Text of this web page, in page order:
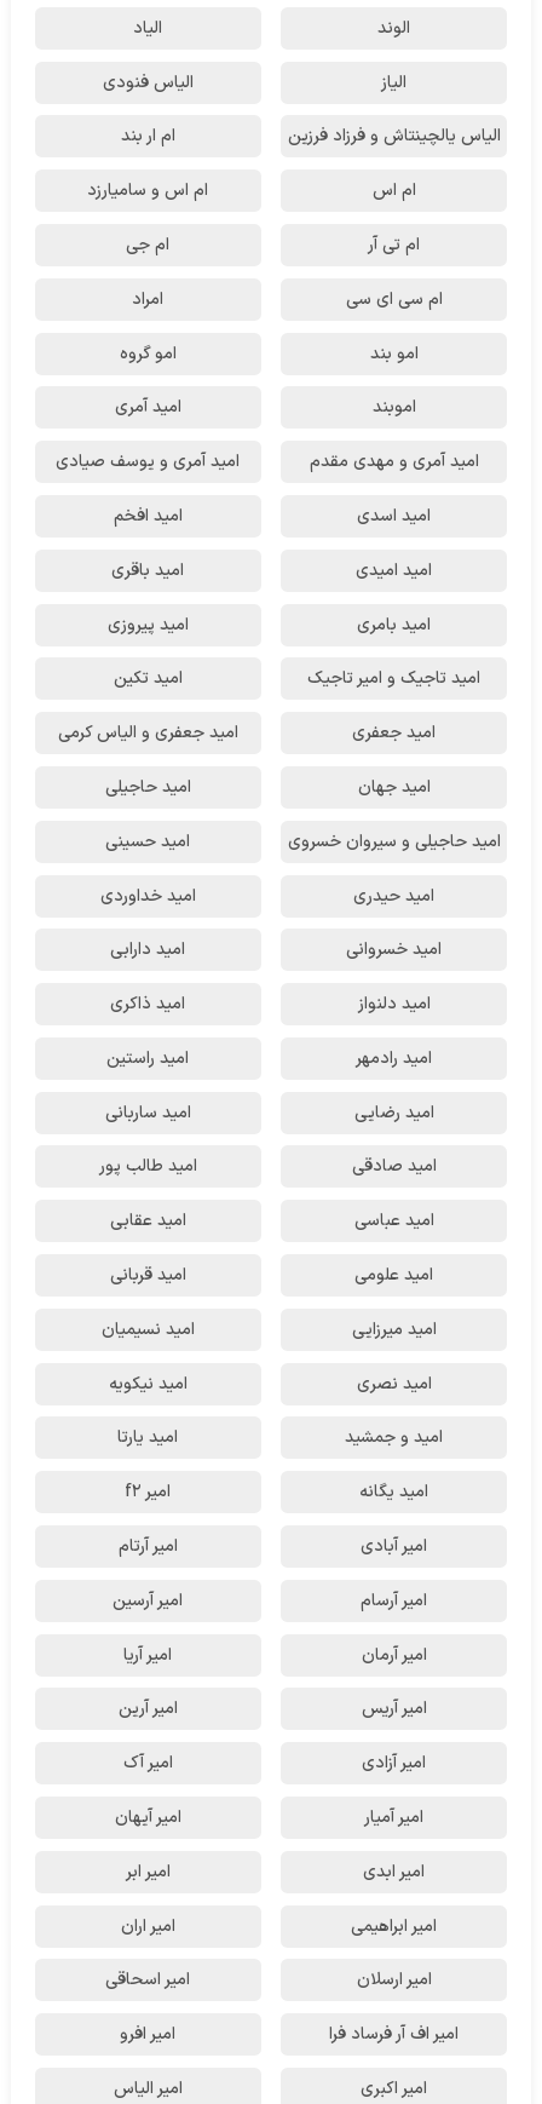
الوند الیاد
الیاز الیاس فنودی
الیاس یالچینتاش و فرزاد فرزین ام‌ ار بند
ام اس ام اس و سامیارزد
ام تی آر ام جی
ام سی ای سی امراد
امو بند امو گروه
اموبند امید آمری
امید آمری و مهدی مقدم امید آمری و یوسف صیادی
امید اسدی امید افخم
امید امیدی امید باقری
امید بامری امید پیروزی
امید تاجیک و امیر تاجیک امید تکین
امید جعفری امید جعفری و الیاس کرمی
امید جهان امید حاجیلی
امید حاجیلی و سیروان خسروی امید حسینی
امید حیدری امید خداوردی
امید خسروانی امید دارابی
امید دلنواز امید ذاکری
امید رادمهر امید راستین
امید رضایی امید ساربانی
امید صادقی امید طالب پور
امید عباسی امید عقابی
امید علومی امید قربانی
امید میرزایی امید نسیمیان
امید نصری امید نیکویه
امید و جمشید امید یارتا
امید یگانه امیر f2
امیر آبادی امیر آرتام
امیر آرسام امیر آرسین
امیر آرمان امیر آریا
امیر آریس امیر آرین
امیر آزادی امیر آک
امیر آمیار امیر آیهان
امیر ابدی امیر ابر
امیر ابراهیمی امیر اران
امیر ارسلان امیر اسحاقی
امیر اف آر فرساد فرا امیر افرو
امیر اکبری امیر الیاس